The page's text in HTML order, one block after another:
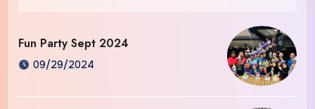
Fun Party Sept 2024
09/29/2024